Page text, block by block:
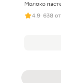
Молоко
4.9· 638